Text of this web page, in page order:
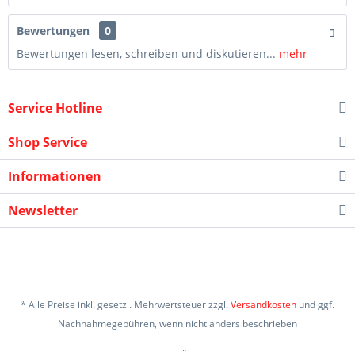
Bewertungen
0
Bewertungen lesen, schreiben und diskutieren... mehr
Service Hotline
Shop Service
Informationen
Newsletter
* Alle Preise inkl. gesetzl. Mehrwertsteuer zzgl.Versandkosten und ggf.
Nachnahmegebühren, wenn nicht anders beschrieben